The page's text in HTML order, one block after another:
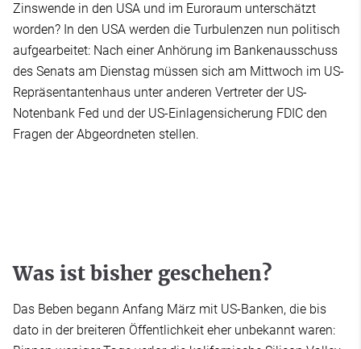
Zinswende in den USA und im Euroraum unterschätzt
worden? In den USA werden die Turbulenzen nun politisch
aufgearbeitet: Nach einer Anhörung im Bankenausschuss
des Senats am Dienstag müssen sich am Mittwoch im US-
Repräsentantenhaus unter anderen Vertreter der US-
Notenbank Fed und der US-Einlagensicherung FDIC den
Fragen der Abgeordneten stellen.
Was ist bisher geschehen?
Das Beben begann Anfang März mit US-Banken, die bis
dato in der breiteren Öffentlichkeit eher unbekannt waren: